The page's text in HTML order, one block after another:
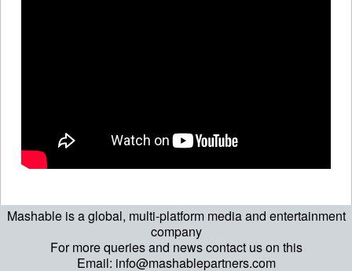
Mashable is a global, multi-platform media and entertainment
company
For more queries and news contact us on this
Email: info@mashablepartners.com